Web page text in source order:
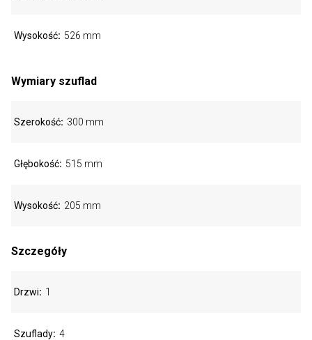
Wysokość 526 mm
Wymiary szuflad
Szerokość 300 mm
Głębokość 515 mm
Wysokość 205 mm
Szczegóły
Drzwi 1
Szuflady 4